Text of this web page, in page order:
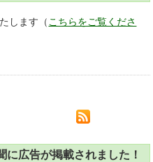
します（こちらをご覧くださ
に広告が掲載されました！